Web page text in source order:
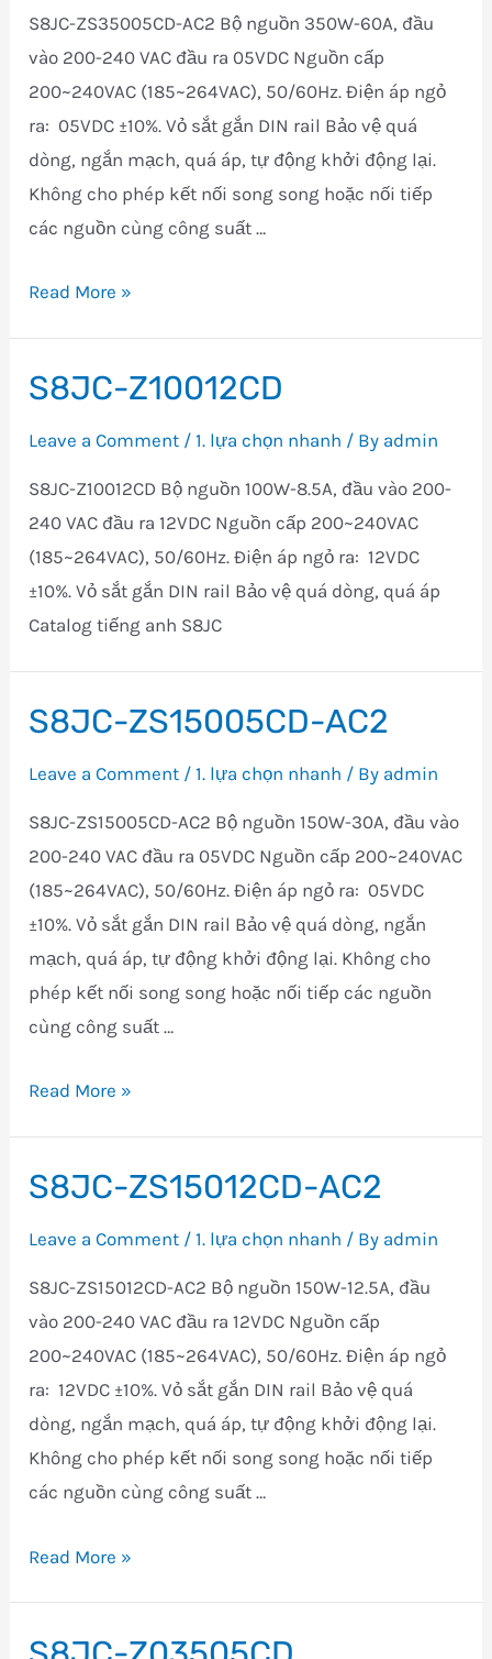
S8JC-ZS35005CD-AC2 Bộ nguồn 350W-60A, đầu
vào 200-240 VAC đầu ra 05VDC Nguồn cấp
200~240VAC (185~264VAC), 50/60Hz. Điện áp ngỏ
ra: 05VDC ±10%. Vỏ sắt gắn DIN rail Bảo vệ quá
dòng, ngắn mạch, quá áp, tự động khởi động lại.
Không cho phép kết nối song song hoặc nối tiếp
các nguồn cùng công suất …
S8JC-
Read More »
S8JC-Z10012CD
Leave a Comment /1. lựa chọn nhanh / By admin
S8JC-Z10012CD Bộ nguồn 100W-8.5A, đầu vào 200-
240 VAC đầu ra 12VDC Nguồn cấp 200~240VAC
(185~264VAC), 50/60Hz. Điện áp ngỏ ra: 12VDC
±10%. Vỏ sắt gắn DIN rail Bảo vệ quá dòng, quá áp
Catalog tiếng anh S8JC
S8JC-ZS15005CD-AC2
Leave a Comment /1. lựa chọn nhanh / By admin
S8JC-ZS15005CD-AC2 Bộ nguồn 150W-30A, đầu vào
200-240 VAC đầu ra 05VDC Nguồn cấp 200~240VAC
(185~264VAC), 50/60Hz. Điện áp ngỏ ra: 05VDC
±10%. Vỏ sắt gắn DIN rail Bảo vệ quá dòng, ngắn
mạch, quá áp, tự động khởi động lại. Không cho
phép kết nối song song hoặc nối tiếp các nguồn
cùng công suất …
S8JC-
Read More »
S8JC-ZS15012CD-AC2
Leave a Comment /1. lựa chọn nhanh / By admin
S8JC-ZS15012CD-AC2 Bộ nguồn 150W-12.5A, đầu
vào 200-240 VAC đầu ra 12VDC Nguồn cấp
200~240VAC (185~264VAC), 50/60Hz. Điện áp ngỏ
ra: 12VDC ±10%. Vỏ sắt gắn DIN rail Bảo vệ quá
dòng, ngắn mạch, quá áp, tự động khởi động lại.
Không cho phép kết nối song song hoặc nối tiếp
các nguồn cùng công suất …
S8JC-
Read More »